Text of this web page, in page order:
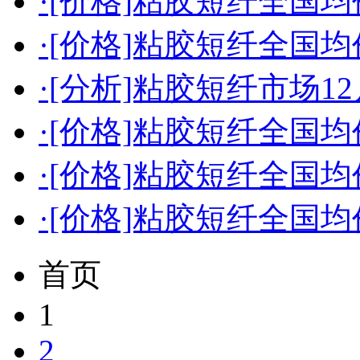
·[价格]粘胶短纤全国
·[分析]粘胶短纤市场
·[价格]粘胶短纤全国
·[价格]粘胶短纤全国
·[价格]粘胶短纤全国
首页
1
2